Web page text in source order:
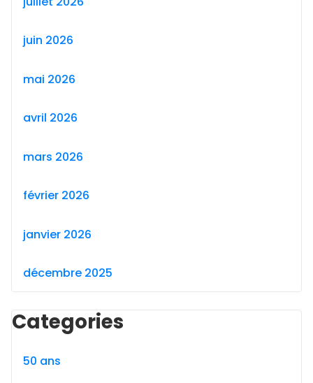
juin 2026
mai 2026
avril 2026
mars 2026
février 2026
janvier 2026
décembre 2025
Categories
50 ans